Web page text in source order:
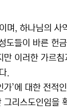
며, 하나님의
도들이 바른 헌
이러한 가르
.
’에 대한 전
리스도인임을